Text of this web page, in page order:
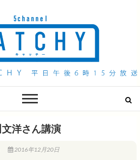
Headline
洋さん講演
2016年12月20日